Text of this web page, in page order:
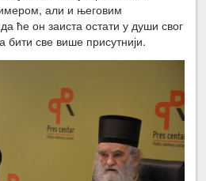
али и његовим
ће он заиста остати у души свог
бити све више присутнији.